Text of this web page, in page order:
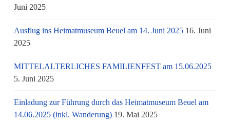
Juni 2025
Ausflug ins Heimatmuseum Beuel am 14. Juni 2025 16. Juni
2025
MITTELALTERLICHES FAMILIENFEST am 15.06.2025
5. Juni 2025
Einladung zur Führung durch das Heimatmuseum Beuel am
14.06.2025 (inkl. Wanderung) 19. Mai 2025